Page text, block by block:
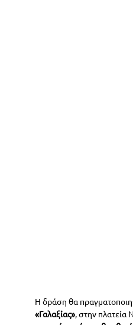
Η δράση θα
«Γαλαξίας», στην πλατεία